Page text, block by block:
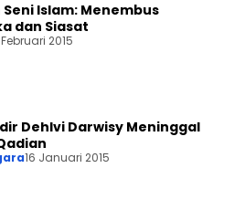
Islam: Menembus
dan Siasat
2015
Dehlvi Darwisy Meninggal
16 Januari 2015